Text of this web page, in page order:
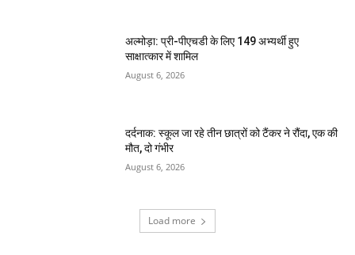
अल्मोड़ा: प्री-पीएचडी के लिए 149 अभ्यर्थी हुए
साक्षात्कार में शामिल
August 6, 2026
दर्दनाक: स्कूल जा रहे तीन छात्रों को टैंकर ने रौंदा, एक की
मौत, दो गंभीर
August 6, 2026
Load more